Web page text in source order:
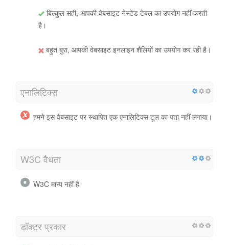
बिल्कुल सही, आपकी वेबसाइट नेस्टेड टेबल का उपयोग नहीं करती
है।
बहुत बुरा, आपकी वेबसाइट इनलाइन शैलियों का उपयोग कर रही है।
एनालिटिक्स
हमने इस वेबसाइट पर स्थापित एक एनालिटिक्स टूल का पता नहीं लगाया।
W3C वैधता
W3C मान्य नहीं है
डॉक्टर प्रकार